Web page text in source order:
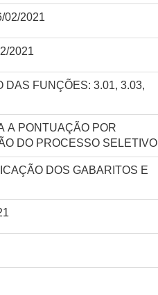
02/2021
2021
DAS FUNÇÕES: 3.01, 3.03,
A PONTUAÇÃO POR
DO PROCESSO SELETIVO
DOS GABARITOS E